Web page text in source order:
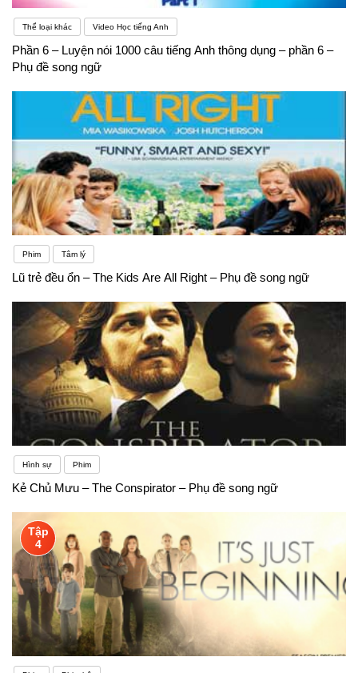
Thể loại khác Video Học tiếng Anh
Phần 6 – Luyện nói 1000 câu tiếng Anh thông dụng – phần 6 –
Phụ đề song ngữ
Phim Tâm lý
Lũ trẻ đều ổn – The Kids Are All Right – Phụ đề song ngữ
Hình sự Phim
Kẻ Chủ Mưu – The Conspirator – Phụ đề song ngữ
Tập
4